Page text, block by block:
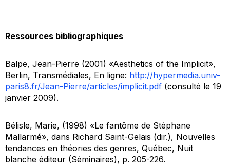
Ressources bibliographiques
Balpe, Jean-Pierre (2001) «Aesthetics of the Implicit»,
Berlin, Transmédiales, En ligne: http://hypermedia.univ-
paris8.fr/Jean-Pierre/articles/implicit.pdf (consulté le 19
janvier 2009).
Bélisle, Marie, (1998) «Le fantôme de Stéphane
Mallarmé», dans Richard Saint-Gelais (dir.), Nouvelles
tendances en théories des genres, Québec, Nuit
blanche éditeur (Séminaires), p. 205-226.